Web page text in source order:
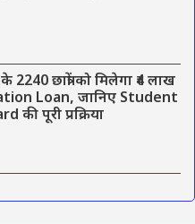
छात्रों को मिलेगा ₹4 लाख
Loan, जानिए Student
की पूरी प्रक्रिया